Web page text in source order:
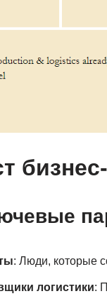
: Люди, которые
логистики: